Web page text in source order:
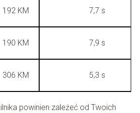
192 KM 7,7 s
190 KM 7,9 s
306 KM 5,3 s
powinien zależeć od Twoich